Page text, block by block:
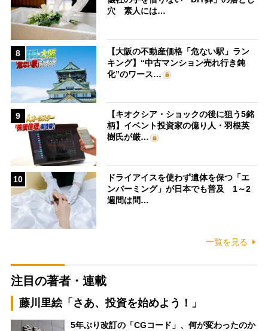
穴 素人には…
8
【大阪の不動産価格「危ない駅」ラン
キング】“中古マンション売れ行き鈍
化”のワース…
9
【キオクシア・ショックの後に狙う5銘
柄】イベント投資家の億り人・羽根英
樹氏が厳…
10
ドライアイスを使わず遺体を保つ「エ
ンバーミング」が日本でも普及 1～2
週間は問…
一覧を見る
注目の著者・連載
藤川里絵「さあ、投資を始めよう！」
5年ぶり改訂の「CGコード」、何が変わったのか